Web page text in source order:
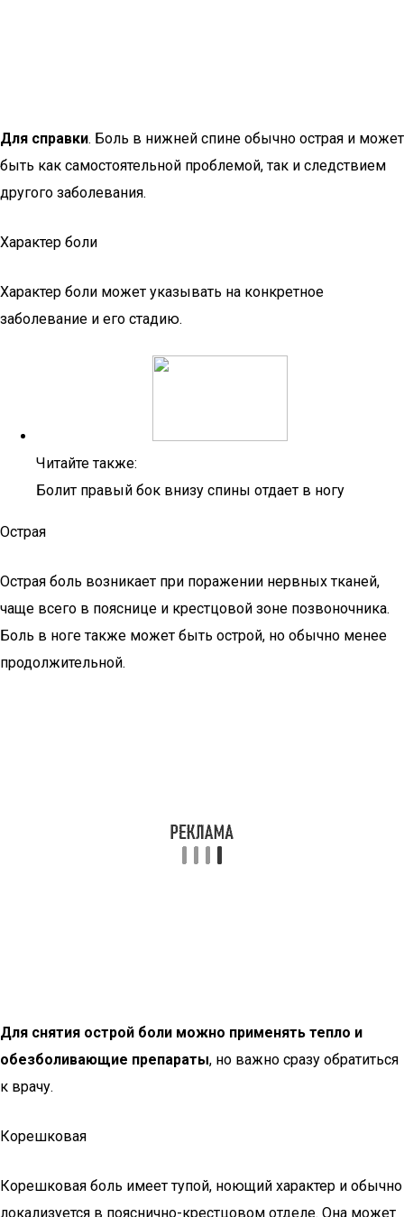
Для справки. Боль в нижней спине обычно острая и может
быть как самостоятельной проблемой, так и следствием
другого заболевания.
Характер боли
Характер боли может указывать на конкретное
заболевание и его стадию.
Читайте также:
Болит правый бок внизу спины отдает в ногу
Острая
Острая боль возникает при поражении нервных тканей,
чаще всего в пояснице и крестцовой зоне позвоночника.
Боль в ноге также может быть острой, но обычно менее
продолжительной.
Для снятия острой боли можно применять тепло и
обезболивающие препараты, но важно сразу обратиться
к врачу.
Корешковая
Корешковая боль имеет тупой, ноющий характер и обычно
локализуется в пояснично-крестцовом отделе. Она может